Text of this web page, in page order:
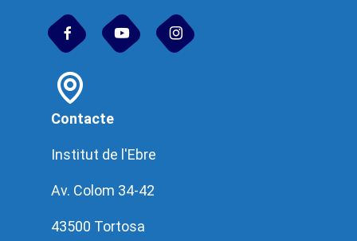
Contacte
Institut de l'Ebre
Av. Colom 34-42
43500 Tortosa